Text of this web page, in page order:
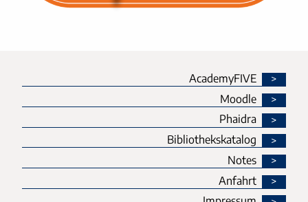
AcademyFIVE
Moodle
Phaidra
Bibliothekskatalog
Notes
Anfahrt